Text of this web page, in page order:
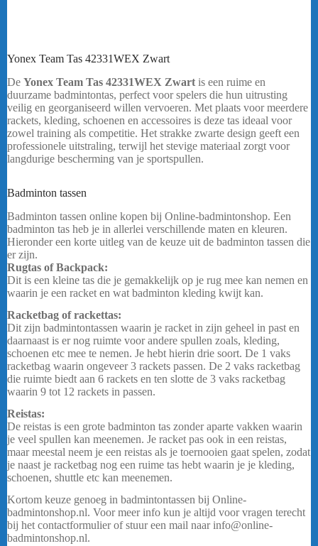
Yonex Team Tas 42331WEX Zwart
De Yonex Team Tas 42331WEX Zwart is een ruime en
duurzame badmintontas, perfect voor spelers die hun uitrusting
veilig en georganiseerd willen vervoeren. Met plaats voor meerdere
rackets, kleding, schoenen en accessoires is deze tas ideaal voor
zowel training als competitie. Het strakke zwarte design geeft een
professionele uitstraling, terwijl het stevige materiaal zorgt voor
langdurige bescherming van je sportspullen.
Badminton tassen
Badminton tassen online kopen bij Online-badmintonshop. Een
badminton tas heb je in allerlei verschillende maten en kleuren.
Hieronder een korte uitleg van de keuze uit de badminton tassen die
er zijn.
Rugtas of Backpack:
Dit is een kleine tas die je gemakkelijk op je rug mee kan nemen en
waarin je een racket en wat badminton kleding kwijt kan.
Racketbag of rackettas:
Dit zijn badmintontassen waarin je racket in zijn geheel in past en
daarnaast is er nog ruimte voor andere spullen zoals, kleding,
schoenen etc mee te nemen. Je hebt hierin drie soort. De 1 vaks
racketbag waarin ongeveer 3 rackets passen. De 2 vaks racketbag
die ruimte biedt aan 6 rackets en ten slotte de 3 vaks racketbag
waarin 9 tot 12 rackets in passen.
Reistas:
De reistas is een grote badminton tas zonder aparte vakken waarin
je veel spullen kan meenemen. Je racket pas ook in een reistas,
maar meestal neem je een reistas als je toernooien gaat spelen, zodat
je naast je racketbag nog een ruime tas hebt waarin je je kleding,
schoenen, shuttle etc kan meenemen.
Kortom keuze genoeg in badmintontassen bij Online-
badmintonshop.nl. Voor meer info kun je altijd voor vragen terecht
bij het contactformulier of stuur een mail naar info@online-
badmintonshop.nl.